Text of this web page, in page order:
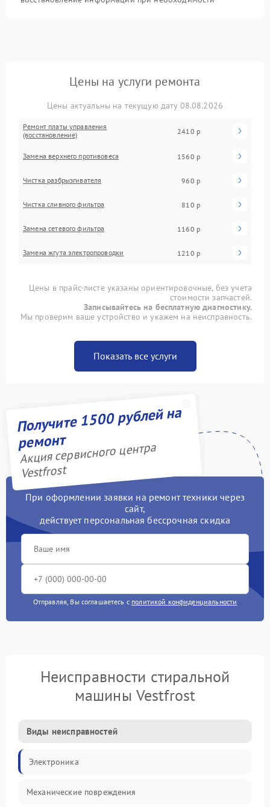
Цены на услуги ремонта
Цены актуальны на текущую дату 08.08.2026
Ремонт платы управления
(восстановление)
2410 р
Замена верхнего противовеса 1560 р
Чистка разбрызгивателя 960 р
Чистка сливного фильтра 810 р
Замена сетевого фильтра 1160 р
Замена жгута электропроводки 1210 р
Цены в прайс-листе указаны ориентировочные, без учета
стоимости запчастей.
Записывайтесь на бесплатную диагностику.
Мы проверим ваше устройство и укажем на неисправность.
Показать все услуги
Получите 1500 рублей на
ремонт
Акция сервисного центра
Vestfrost
При оформлении заявки на ремонт техники через
сайт,
действует персональная бессрочная скидка
Отправляя, Вы соглашаетесь с политикой конфиденциальности
Неисправности стиральной
машины Vestfrost
Виды неисправностей
Электроника
Механические повреждения